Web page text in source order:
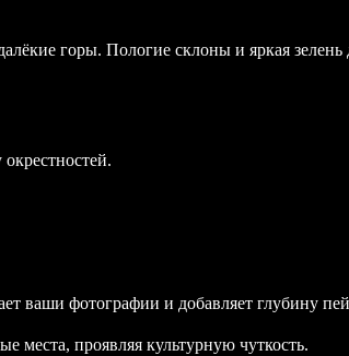
горы. Пологие склоны и яркая зелень
ваши фотографии и добавляет глубину
места, проявляя культурную чуткость.